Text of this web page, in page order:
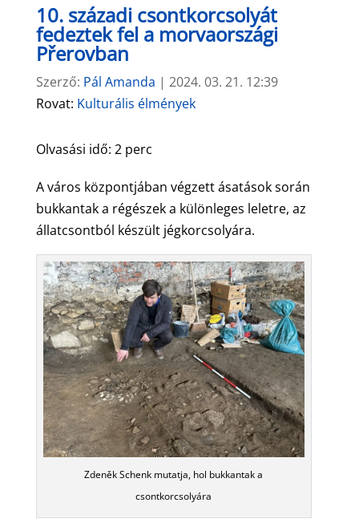
10. századi csontkorcsolyát
fedeztek fel a morvaországi
Přerovban
Szerző: Pál Amanda | 2024. 03. 21. 12:39
Rovat: Kulturális élmények
Olvasási idő: 2 perc
A város központjában végzett ásatások során
bukkantak a régészek a különleges leletre, az
állatcsontból készült jégkorcsolyára.
Zdeněk Schenk mutatja, hol bukkantak a
csontkorcsolyára